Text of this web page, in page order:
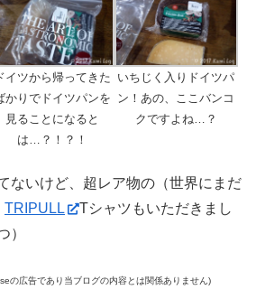
イツから帰ってきた
かりでドイツパンを
見ることになると
は…？！？！
いちじく入りドイツパ
ン！あの、ここバンコ
クですよね…？
ないけど、超レア物の（世界にまだ
TRIPULL
Tシャツもいただきまし
）
の広告であり当ブログの内容とは関係ありません)